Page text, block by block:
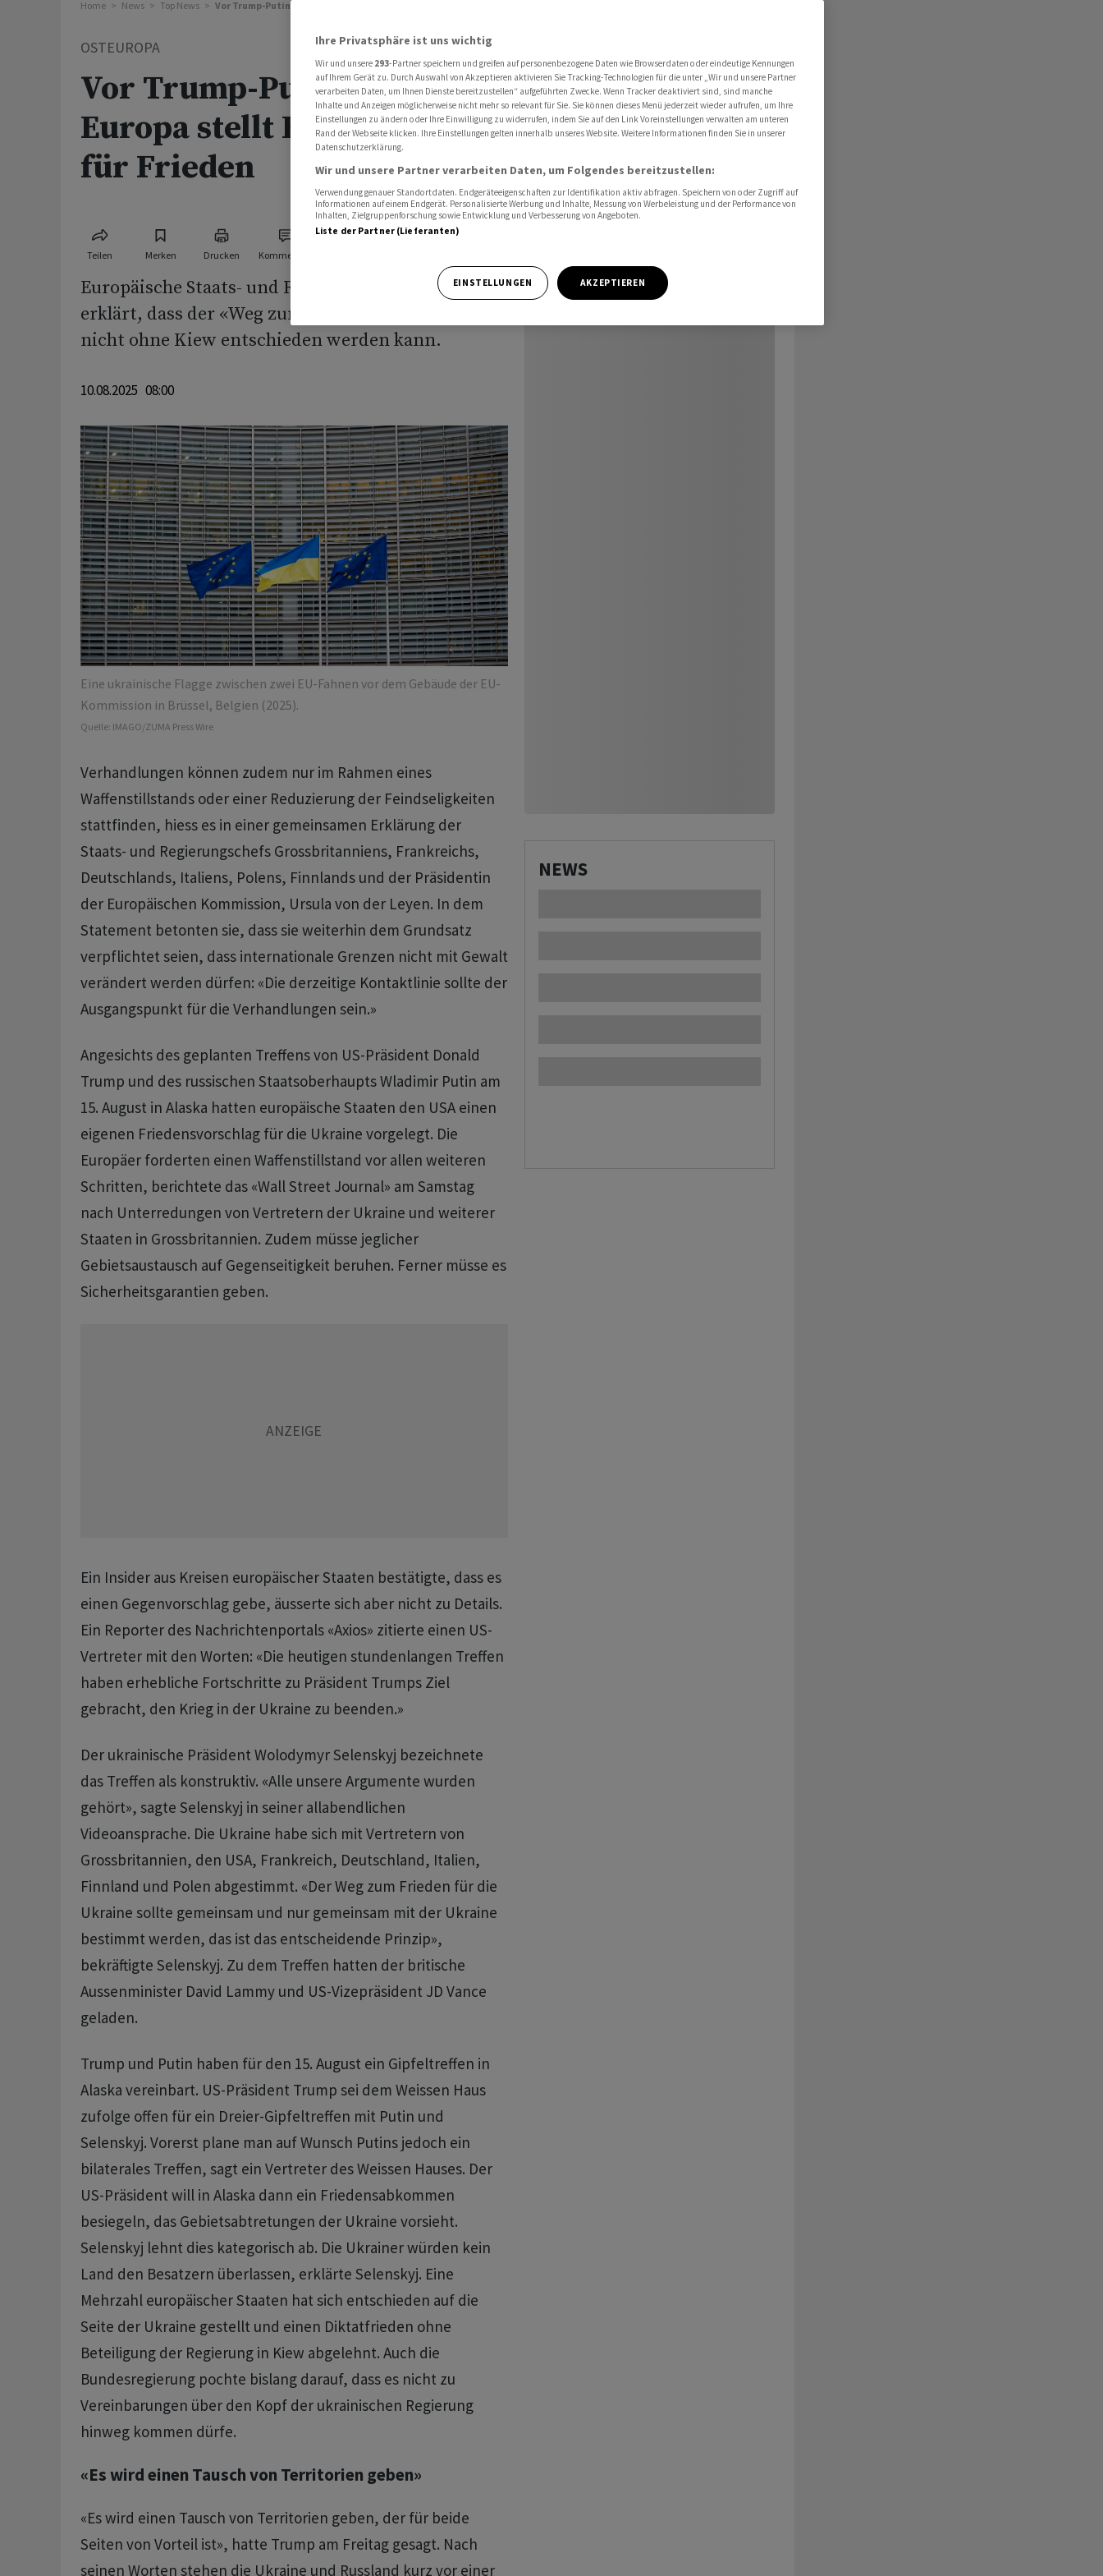
Home News Top News Vor Trump-Putin-Gipfel: Europa stellt Bedingungen für Frieden
OSTEUROPA
Vor Trump-Putin-Gipfel:
Europa stellt Bedingungen
für Frieden
Teilen Merken Drucken Kommentare
Europäische Staats- und Regierungschefs haben
erklärt, dass der «Weg zum Frieden» in der Ukraine
nicht ohne Kiew entschieden werden kann.
10.08.2025 08:00
Eine ukrainische Flagge zwischen zwei EU-Fahnen vor dem Gebäude der EU-
Kommission in Brüssel, Belgien (2025).
Quelle: IMAGO/ZUMA Press Wire
Verhandlungen können zudem nur im Rahmen eines
Waffenstillstands oder einer Reduzierung der Feindseligkeiten
stattfinden, hiess es in einer gemeinsamen Erklärung der
Staats- und Regierungschefs Grossbritanniens, Frankreichs,
Deutschlands, Italiens, Polens, Finnlands und der Präsidentin
der Europäischen Kommission, Ursula von der Leyen. In dem
Statement betonten sie, dass sie weiterhin dem Grundsatz
verpflichtet seien, dass internationale Grenzen nicht mit Gewalt
verändert werden dürfen: «Die derzeitige Kontaktlinie sollte der
Ausgangspunkt für die Verhandlungen sein.»
Angesichts des geplanten Treffens von US-Präsident Donald
Trump und des russischen Staatsoberhaupts Wladimir Putin am
15. August in Alaska hatten europäische Staaten den USA einen
eigenen Friedensvorschlag für die Ukraine vorgelegt. Die
Europäer forderten einen Waffenstillstand vor allen weiteren
Schritten, berichtete das «Wall Street Journal» am Samstag
nach Unterredungen von Vertretern der Ukraine und weiterer
Staaten in Grossbritannien. Zudem müsse jeglicher
Gebietsaustausch auf Gegenseitigkeit beruhen. Ferner müsse es
Sicherheitsgarantien geben.
Ein Insider aus Kreisen europäischer Staaten bestätigte, dass es
einen Gegenvorschlag gebe, äusserte sich aber nicht zu Details.
Ein Reporter des Nachrichtenportals «Axios» zitierte einen US-
Vertreter mit den Worten: «Die heutigen stundenlangen Treffen
haben erhebliche Fortschritte zu Präsident Trumps Ziel
gebracht, den Krieg in der Ukraine zu beenden.»
Der ukrainische Präsident Wolodymyr Selenskyj bezeichnete
das Treffen als konstruktiv. «Alle unsere Argumente wurden
gehört», sagte Selenskyj in seiner allabendlichen
Videoansprache. Die Ukraine habe sich mit Vertretern von
Grossbritannien, den USA, Frankreich, Deutschland, Italien,
Finnland und Polen abgestimmt. «Der Weg zum Frieden für die
Ukraine sollte gemeinsam und nur gemeinsam mit der Ukraine
bestimmt werden, das ist das entscheidende Prinzip»,
bekräftigte Selenskyj. Zu dem Treffen hatten der britische
Aussenminister David Lammy und US-Vizepräsident JD Vance
geladen.
Trump und Putin haben für den 15. August ein Gipfeltreffen in
Alaska vereinbart. US-Präsident Trump sei dem Weissen Haus
zufolge offen für ein Dreier-Gipfeltreffen mit Putin und
Selenskyj. Vorerst plane man auf Wunsch Putins jedoch ein
bilaterales Treffen, sagt ein Vertreter des Weissen Hauses. Der
US-Präsident will in Alaska dann ein Friedensabkommen
besiegeln, das Gebietsabtretungen der Ukraine vorsieht.
Selenskyj lehnt dies kategorisch ab. Die Ukrainer würden kein
Land den Besatzern überlassen, erklärte Selenskyj. Eine
Mehrzahl europäischer Staaten hat sich entschieden auf die
Seite der Ukraine gestellt und einen Diktatfrieden ohne
Beteiligung der Regierung in Kiew abgelehnt. Auch die
Bundesregierung pochte bislang darauf, dass es nicht zu
Vereinbarungen über den Kopf der ukrainischen Regierung
hinweg kommen dürfe.
«Es wird einen Tausch von Territorien geben»
«Es wird einen Tausch von Territorien geben, der für beide
Seiten von Vorteil ist», hatte Trump am Freitag gesagt. Nach
seinen Worten stehen die Ukraine und Russland kurz vor einer
NEWS
Ihre Privatsphäre ist uns wichtig
Wir und unsere 293-Partner speichern und greifen auf personenbezogene Daten wie Browserdaten oder eindeutige Kennungen
auf Ihrem Gerät zu. Durch Auswahl von Akzeptieren aktivieren Sie Tracking-Technologien für die unter „Wir und unsere Partner
verarbeiten Daten, um Ihnen Dienste bereitzustellen“ aufgeführten Zwecke. Wenn Tracker deaktiviert sind, sind manche
Inhalte und Anzeigen möglicherweise nicht mehr so relevant für Sie. Sie können dieses Menü jederzeit wieder aufrufen, um Ihre
Einstellungen zu ändern oder Ihre Einwilligung zu widerrufen, indem Sie auf den Link Voreinstellungen verwalten am unteren
Rand der Webseite klicken. Ihre Einstellungen gelten innerhalb unseres Website. Weitere Informationen finden Sie in unserer
Datenschutzerklärung.
Wir und unsere Partner verarbeiten Daten, um Folgendes bereitzustellen:
Verwendung genauer Standortdaten. Endgeräteeigenschaften zur Identifikation aktiv abfragen. Speichern von oder Zugriff auf
Informationen auf einem Endgerät. Personalisierte Werbung und Inhalte, Messung von Werbeleistung und der Performance von
Inhalten, Zielgruppenforschung sowie Entwicklung und Verbesserung von Angeboten.
Liste der Partner (Lieferanten)
EINSTELLUNGEN AKZEPTIEREN